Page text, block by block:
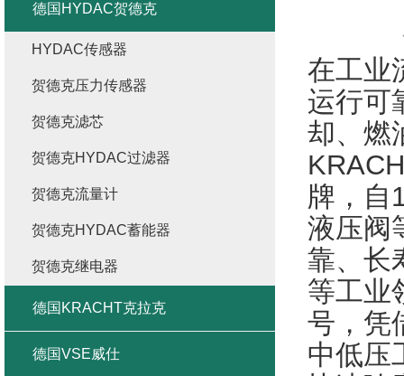
在工业
运行可
却、燃
牌，自
液压阀
靠、长
等工业
号，凭
中低压
德国HYDAC贺德克
HYDAC传感器
贺德克压力传感器
贺德克滤芯
贺德克HYDAC过滤器
贺德克流量计
贺德克HYDAC蓄能器
贺德克继电器
德国KRACHT克拉克
德国VSE威仕